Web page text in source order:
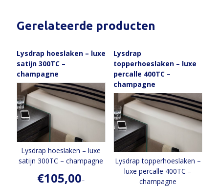
Gerelateerde producten
Lysdrap hoeslaken – luxe
satijn 300TC –
champagne
Lysdrap hoeslaken – luxe
satijn 300TC – champagne
€105,00–
Lysdrap
topperhoeslaken – luxe
percalle 400TC –
champagne
Lysdrap topperhoeslaken –
luxe percalle 400TC –
champagne